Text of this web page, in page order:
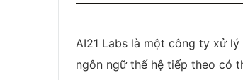
AI21 Labs là một công ty xử
ngôn ngữ thế hệ tiếp theo có